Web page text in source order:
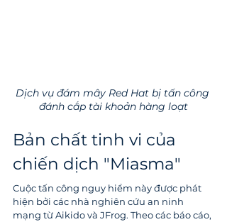
Dịch vụ đám mây Red Hat bị tấn công
đánh cắp tài khoản hàng loạt
Bản chất tinh vi của
chiến dịch "Miasma"
Cuộc tấn công nguy hiểm này được phát
hiện bởi các nhà nghiên cứu an ninh
mạng từ Aikido và JFrog. Theo các báo cáo,